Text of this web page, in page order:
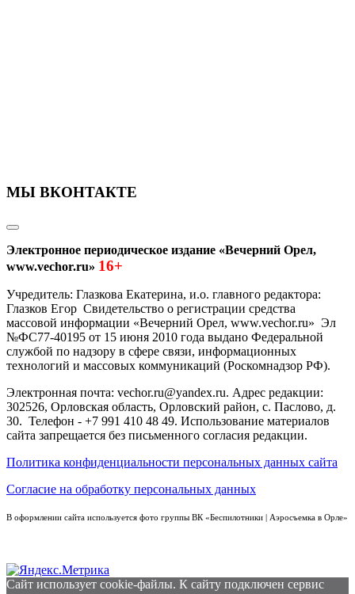
МЫ ВКОНТАКТЕ
Электронное периодическое издание «Вечерний Орел,
www.vechor.ru» 16+
Учредитель: Глазкова Екатерина, и.о. главного редактора:
Глазков Егор Свидетельство о регистрации средства
массовой информации «Вечерний Орел, www.vechor.ru» Эл
№ФС77-40195 от 15 июня 2010 года выдано Федеральной
службой по надзору в сфере связи, информационных
технологий и массовых коммуникаций (Роскомнадзор РФ).
Электронная почта: vechor.ru@yandex.ru. Адрес редакции:
302526, Орловская область, Орловский район, с. Паслово, д.
30. Телефон - +7 991 410 48 49. Использование материалов
сайта запрещается без письменного согласия редакции.
Политика конфиденциальности персональных данных сайта
Согласие на обработку персональных данных
В оформлении сайта используется фото группы ВК «Беспилотники | Аэросъемка в Орле»
Сайт использует cookie-файлы. К cайту подключен сервис